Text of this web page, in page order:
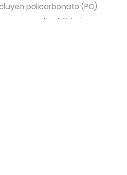
policarbonato (PC),
por su durabilidad,
durar.
agua es liviana, lo que
sesiones de
en una caja con
permite un
diseñada para